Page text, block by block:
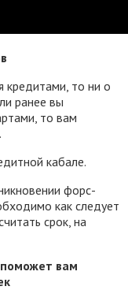
кредитами, то ни о
ранее вы
то вам
кабале.
форс-
как следует
срок, на
вам